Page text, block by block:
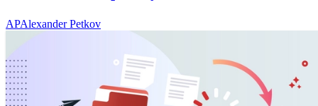
APAlexander Petkov